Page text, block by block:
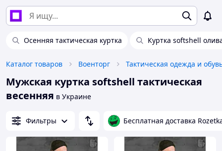
Осенняя тактическая куртка Куртка softshell
Каталог товаров Военторг Тактическая одежда и
Мужская куртка softshell тактическая
весенняя в Украине
Фильтры Бесплатная доставка